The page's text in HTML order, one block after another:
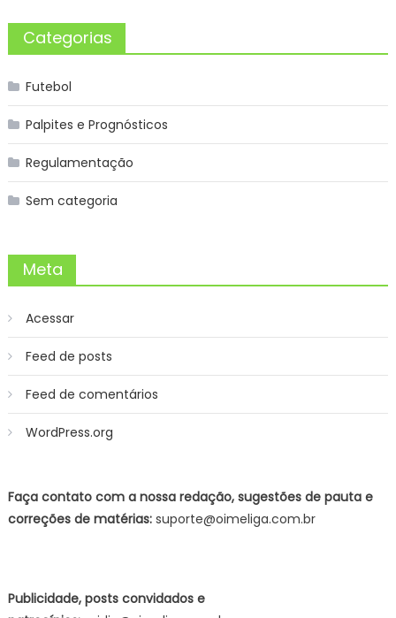
Categorias
Futebol
Palpites e Prognósticos
Regulamentação
Sem categoria
Meta
Acessar
Feed de posts
Feed de comentários
WordPress.org
Faça contato com a nossa redação, sugestões de pauta e
correções de matérias:suporte@oimeliga.com.br
Publicidade, posts convidados e